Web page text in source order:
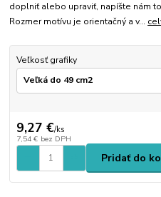
doplniť alebo upraviť, napíšte nám
Rozmer motívu je orientačný a v...
Veľkosť grafiky
9,27 €/ks
7,54 € bez DPH
Pridať do